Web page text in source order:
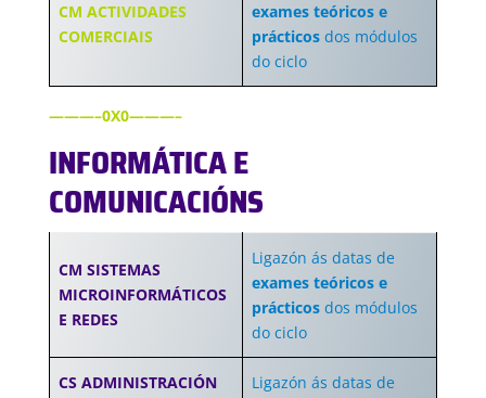
CM ACTIVIDADES
COMERCIAIS
exames teóricos e
prácticos dos módulos
do ciclo
———–0X0———–
INFORMÁTICA E
COMUNICACIÓNS
CM SISTEMAS
MICROINFORMÁTICOS
E REDES
Ligazón ás datas de
exames teóricos e
prácticos dos módulos
do ciclo
CS ADMINISTRACIÓN
Ligazón ás datas de